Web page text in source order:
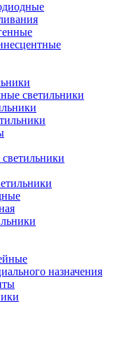
светильники
назначения